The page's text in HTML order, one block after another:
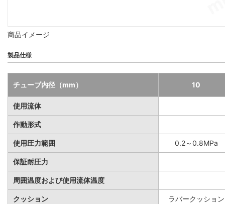
商品イメージ
製品仕様
チューブ内径（mm） 10
使用流体
作動形式
使用圧力範囲 0.2～0.8MPa
保証耐圧力
周囲温度および使用流体温度
クッション ラバークッション